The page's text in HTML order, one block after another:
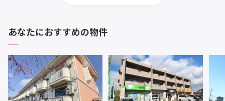
あなたにおすすめの物件